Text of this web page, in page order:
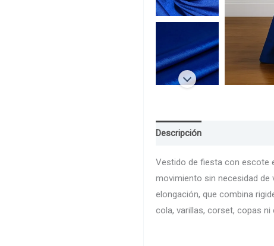
Descripción
Vestido de fiesta con escote
movimiento sin necesidad de
elongación, que combina
cola, varillas, corset, copas